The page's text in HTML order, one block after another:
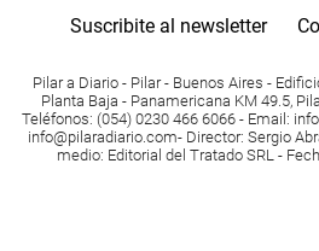
Suscribite al newsletter
Pilar a Diario - Pilar - Buenos Aires -
Planta Baja - Panamericana KM 49.5,
Teléfonos: (054) 0230 466 6066 - Email :
info@pilaradiario.com- Director: Sergio
medio: Editorial del Tratado SRL -